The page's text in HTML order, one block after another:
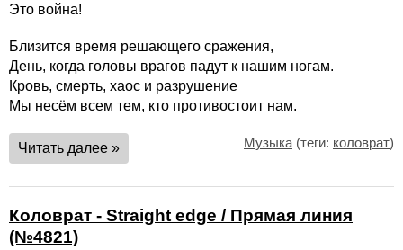
Это война!
Близится время решающего сражения,
День, когда головы врагов падут к нашим ногам.
Кровь, смерть, хаос и разрушение
Мы несём всем тем, кто противостоит нам.
Читать далее » Музыка (теги: коловрат)
Коловрат - Straight edge / Прямая линия
(№4821)